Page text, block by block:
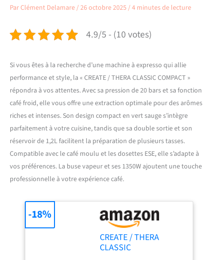
ParClément Delamare/26 octobre 2025/4 minutes de lecture
4.9/5 - (10 votes)
Si vous êtes à la recherche d’une machine à expresso qui allie
performance et style, la « CREATE / THERA CLASSIC COMPACT »
répondra à vos attentes. Avec sa pression de 20 bars et sa fonction
café froid, elle vous offre une extraction optimale pour des arômes
riches et intenses. Son design compact en vert sauge s’intègre
parfaitement à votre cuisine, tandis que sa double sortie et son
réservoir de 1,2L facilitent la préparation de plusieurs tasses.
Compatible avec le café moulu et les dosettes ESE, elle s’adapte à
vos préférences. La buse vapeur et ses 1350W ajoutent une touche
professionnelle à votre expérience café.
CREATE / THERA
CLASSIC
-18%